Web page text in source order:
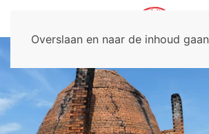
Overslaan en naar de inhoud gaan